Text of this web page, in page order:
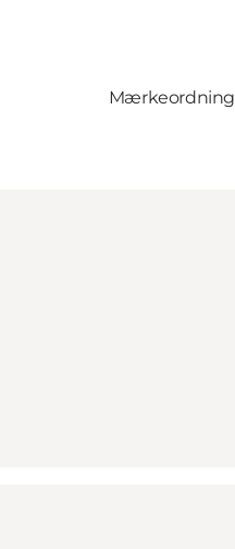
Mærkeordning